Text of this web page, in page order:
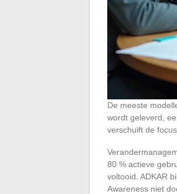
De meeste
wordt geleverd,
verschuift de
80 % actieve
voltooid. ADKAR
Awareness niet